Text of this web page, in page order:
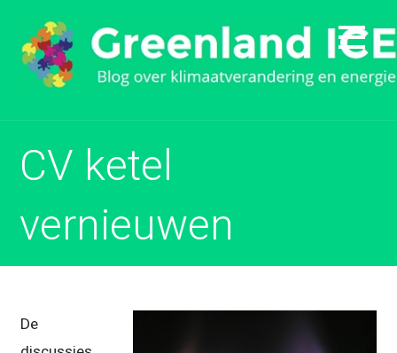
inhoud
gaan
CV ketel
vernieuwen
De